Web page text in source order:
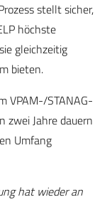
stellt sicher,
höchste
gleichzeitig
bieten.
VPAM-/STANAG-
zwei Jahre dauern
Umfang
hat wieder an